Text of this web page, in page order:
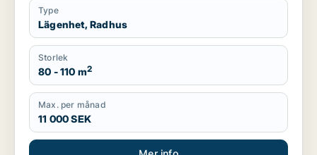
Type
Lägenhet, Radhus
Storlek
80 - 110 m2
Max. per månad
11 000 SEK